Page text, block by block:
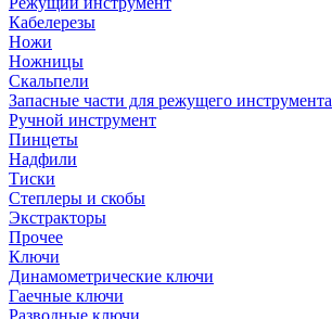
Кабелерезы
Ножи
Ножницы
Скальпели
Запасные части для режущего инструмента
Ручной инструмент
Пинцеты
Надфили
Тиски
Степлеры и скобы
Экстракторы
Прочее
Ключи
Динамометрические ключи
Гаечные ключи
Разводные ключи